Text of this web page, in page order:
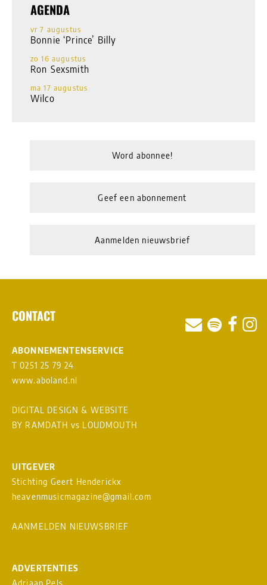
AGENDA
vr 7 augustus
Bonnie ‘Prince’ Billy
zo 16 augustus
Ron Sexsmith
ma 17 augustus
Wilco
Word abonnee!
Geef een abonnement
Aanmelden nieuwsbrief
CONTACT
ABONNEMENTENSERVICE
T 0251 25 79 24
www.aboland.nl
DIGITAL DESIGN & WEBSITE
BY RAMDATH vs LOUDMOUTH
UITGEVER
Stichting Geert Henderickx
heavenmusicmagazine@gmail.com
AANMELDEN NIEUWSBRIEF
ADVERTENTIES
Adriaan Pels